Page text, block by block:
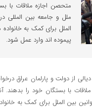
متحصن اجازه ملاقات با
ملل و جامعه بین
الملل برای کمک به خانواده
پیموده اند وارد عمل شود.
از دولت و پارلمان عراق
با بستگان خود را بدهند.
بین الملل برای کمک به